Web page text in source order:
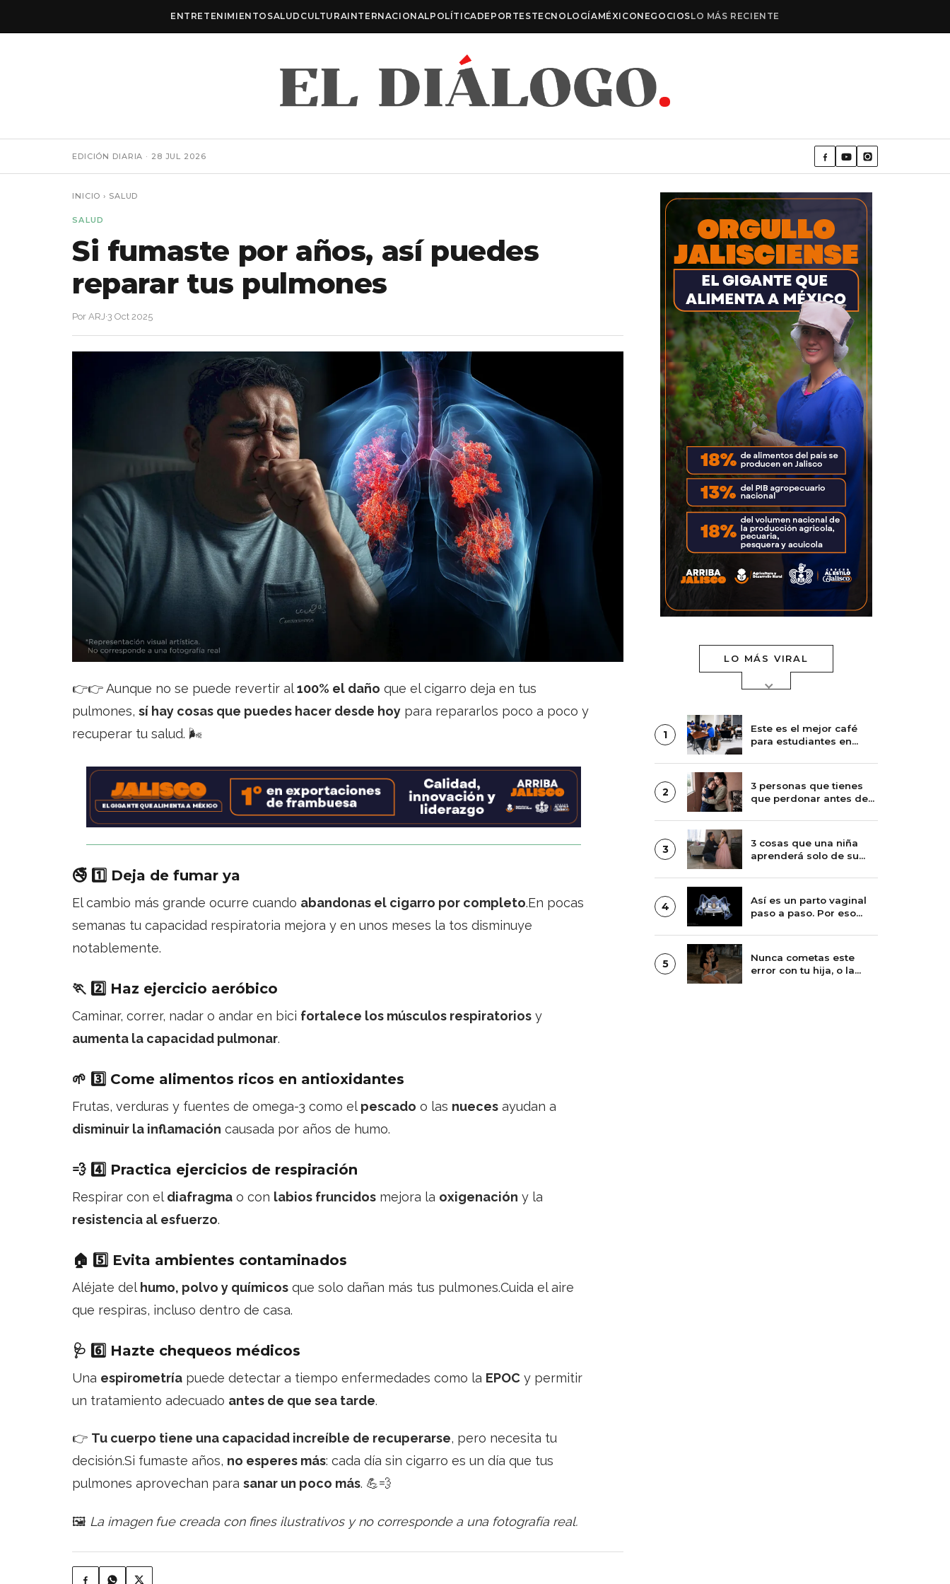
ENTRETENIMIENTO SALUD CULTURAINTERNACIONALPOLÍTICADEPORTESTECNOLOGÍAMÉXICONEGOCIOSLO MÁS RECIENTE
EDICIÓN DIARIA · 28 JUL 2026
INICIO › SALUD
SALUD
Si fumaste por años, así puedes
reparar tus pulmones
Por ARJ·3 Oct 2025
👉👉 Aunque no se puede revertir al100% el daño que el cigarro deja en tus
pulmones, sí hay cosas que puedes hacer desde hoy para repararlos poco a poco y
recuperar tu salud. 🌬️
🚭 1️⃣ Deja de fumar ya
El cambio más grande ocurre cuando abandonas el cigarro por completo.En pocas
semanas tu capacidad respiratoria mejora y en unos meses la tos disminuye
notablemente.
🏃 2️⃣ Haz ejercicio aeróbico
Caminar, correr, nadar o andar en bici fortalece los músculos respiratorios y
aumenta la capacidad pulmonar.
🌱 3️⃣ Come alimentos ricos en antioxidantes
Frutas, verduras y fuentes de omega-3 como el pescado o las nueces ayudan a
disminuir la inflamación causada por años de humo.
💨 4️⃣ Practica ejercicios de respiración
Respirar con el diafragma o con labios fruncidos mejora la oxigenación y la
resistencia al esfuerzo.
🏠 5️⃣ Evita ambientes contaminados
Aléjate del humo, polvo y químicos que solo dañan más tus pulmones.Cuida el aire
que respiras, incluso dentro de casa.
🩺 6️⃣ Hazte chequeos médicos
Una espirometría puede detectar a tiempo enfermedades como la EPOC y permitir
un tratamiento adecuado antes de que sea tarde.
👉 Tu cuerpo tiene una capacidad increíble de recuperarse, pero necesita tu
decisión.Si fumaste años, no esperes más: cada día sin cigarro es un día que tus
pulmones aprovechan para sanar un poco más. 💪💨
🖼️ La imagen fue creada con fines ilustrativos y no corresponde a una fotografía real.
LO MÁS VIRAL
1
Este es el mejor café
para estudiantes en
2
3 personas que tienes
que perdonar antes de
3
3 cosas que una niña
aprenderá solo de su
4
Así es un parto vaginal
paso a paso. Por eso
5
Nunca cometas este
error con tu hija, o la